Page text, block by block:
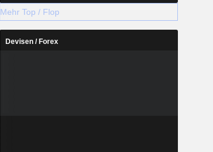
Mehr Top / Flop
Devisen / Forex